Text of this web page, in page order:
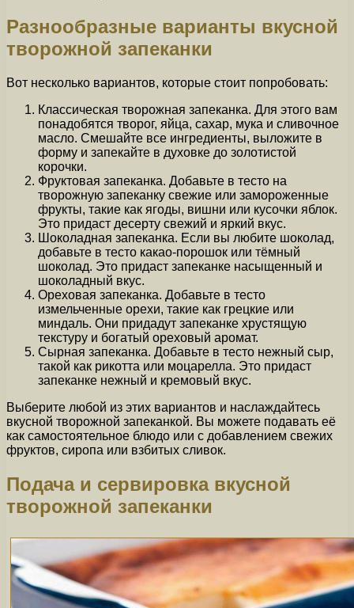
Разнообразные варианты вкусной
творожной запеканки
Вот несколько вариантов, которые стоит попробовать:
Классическая творожная запеканка. Для этого вам
понадобятся творог, яйца, сахар, мука и сливочное
масло. Смешайте все ингредиенты, выложите в
форму и запекайте в духовке до золотистой
корочки.
Фруктовая запеканка. Добавьте в тесто на
творожную запеканку свежие или замороженные
фрукты, такие как ягоды, вишни или кусочки яблок.
Это придаст десерту свежий и яркий вкус.
Шоколадная запеканка. Если вы любите шоколад,
добавьте в тесто какао-порошок или тёмный
шоколад. Это придаст запеканке насыщенный и
шоколадный вкус.
Ореховая запеканка. Добавьте в тесто
измельченные орехи, такие как грецкие или
миндаль. Они придадут запеканке хрустящую
текстуру и богатый ореховый аромат.
Сырная запеканка. Добавьте в тесто нежный сыр,
такой как рикотта или моцарелла. Это придаст
запеканке нежный и кремовый вкус.
Выберите любой из этих вариантов и наслаждайтесь
вкусной творожной запеканкой. Вы можете подавать её
как самостоятельное блюдо или с добавлением свежих
фруктов, сиропа или взбитых сливок.
Подача и сервировка вкусной
творожной запеканки